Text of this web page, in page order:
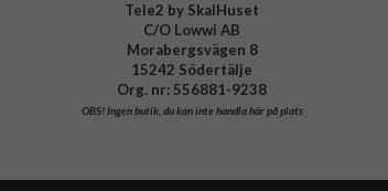
Tele2 by SkalHuset
C/O Lowwi AB
Morabergsvägen 8
15242 Södertälje
Org. nr: 556881-9238
OBS!Ingen butik, du kan inte handla här på plats